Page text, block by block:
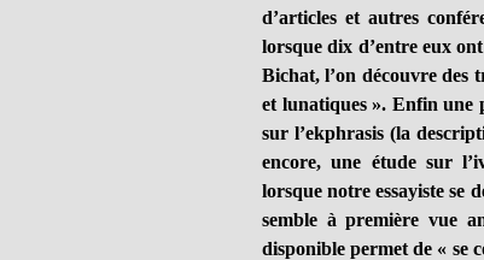
d’articles et autres
lorsque dix d’entre eux
Bichat, l’on découvre des
et lunatiques ». Enfin une
sur l’ekphrasis (la
encore, une étude sur
lorsque notre essayiste se
semble à première vue
disponible permet de « se